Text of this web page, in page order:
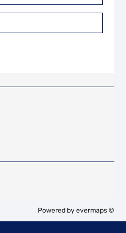
Powered byevermaps ©